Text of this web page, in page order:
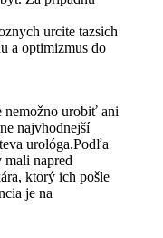
urcite tazsich
a optimizmus do
nemožno urobiť ani
najvhodnejší
urológa.Podľa
mali napred
ktorý ich pošle
je na